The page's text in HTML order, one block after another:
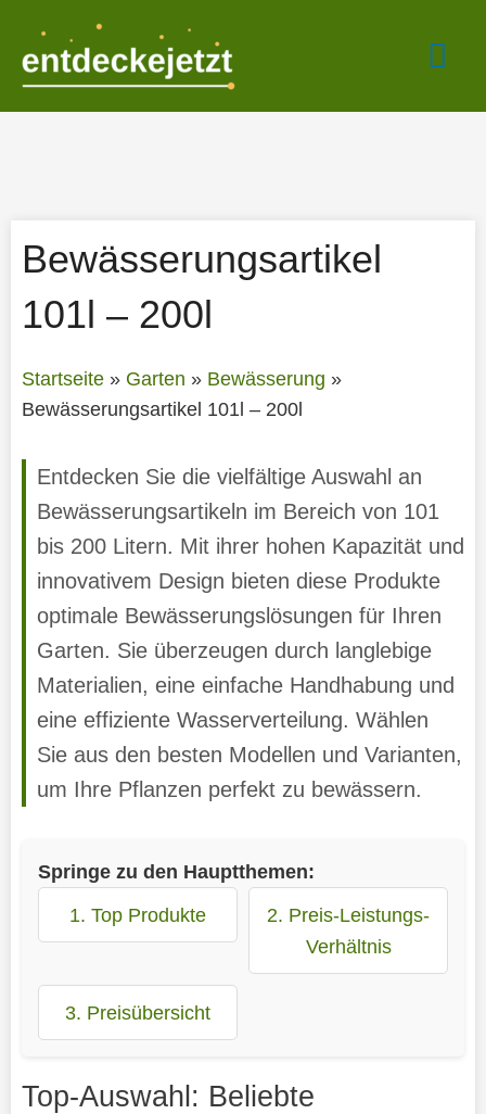
springen
Bewässerungsartikel
101l – 200l
Startseite» Garten » Bewässerung »
Bewässerungsartikel 101l – 200l
Entdecken Sie die vielfältige Auswahl an
Bewässerungsartikeln im Bereich von 101
bis 200 Litern. Mit ihrer hohen Kapazität und
innovativem Design bieten diese Produkte
optimale Bewässerungslösungen für Ihren
Garten. Sie überzeugen durch langlebige
Materialien, eine einfache Handhabung und
eine effiziente Wasserverteilung. Wählen
Sie aus den besten Modellen und Varianten,
um Ihre Pflanzen perfekt zu bewässern.
Springe zu den Hauptthemen:
1. Top Produkte
2. Preis-Leistungs-
Verhältnis
3. Preisübersicht
Top-Auswahl: Beliebte